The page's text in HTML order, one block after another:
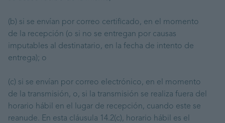
(b) si se envían por correo certificado, en el momento
de la recepción (o si no se entregan por causas
imputables al destinatario, en la fecha de intento de
entrega); o
(c) si se envían por correo electrónico, en el momento
de la transmisión, o, si la transmisión se realiza fuera del
horario hábil en el lugar de recepción, cuando este se
reanude. En esta cláusula 14.2(c), horario hábil es el